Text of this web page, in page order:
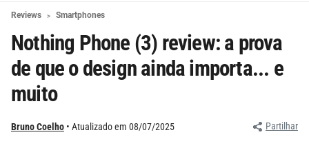
Reviews Smartphones
Nothing Phone (3) review: a prova
de que o design ainda importa... e
muito
Bruno Coelho Atualizado em 08/07/2025 Partilhar